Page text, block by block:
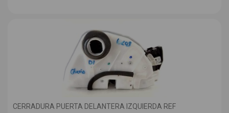
CERRADURA PUERTA DELANTERA IZQUIERDA REF